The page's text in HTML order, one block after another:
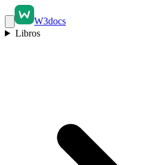
W3docs
Libros